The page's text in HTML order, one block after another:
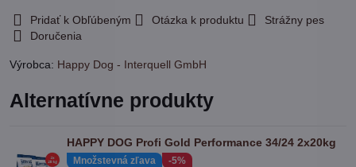
Pridať k Obľúbeným Otázka k produktu
Strážny pes
Doručenia
Výrobca: Happy Dog - Interquell GmbH
Alternatívne produkty
HAPPY DOG Profi Gold Performance 34/24 2x20kg
Množstevná zľava -5%